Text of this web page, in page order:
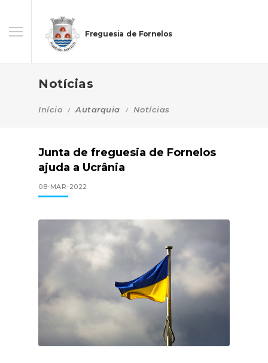
Freguesia de Fornelos
Notícias
Início Autarquia Notícias
Junta de freguesia de Fornelos
ajuda a Ucrânia
08-MAR-2022